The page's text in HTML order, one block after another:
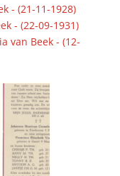
- (21-11-1928)
- (22-09-1931)
van Beek - (12-